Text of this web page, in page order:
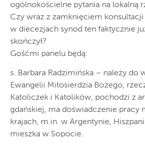
ogólnokościelne pytania na lokalną
Czy wraz z zamknięciem
w diecezjach synod ten faktycznie
skończył?
Gośćmi panelu będą:
s. Barbara Radzimińska – należy do
Ewangelii Miłosierdzia Bożego,
Katoliczek i Katolików, pochodzi z
gdańskiej, ma doświadczenie pracy
krajach, m.in. w Argentynie,
mieszka w Sopocie.